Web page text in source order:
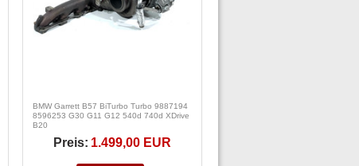
BMW Garrett B57 BiTurbo Turbo 9887194
8596253 G30 G11 G12 540d 740d XDrive
B20
Preis: 1.499,00 EUR